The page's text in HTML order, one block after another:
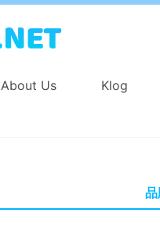
About Us Klog